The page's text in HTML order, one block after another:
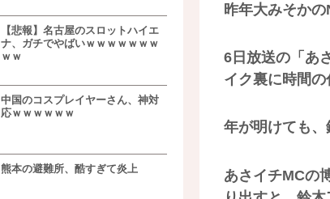
昨年大みそか
6日放送の「あ
イク裏に時間の
年が明けても、
あさイチMCの
【悲報】名古屋のスロットハイエ
ナ、ガチでやばいｗｗｗｗｗｗｗ
ｗｗ
中国のコスプレイヤーさん、神対
応ｗｗｗｗｗｗ
熊本の避難所、酷すぎて炎上
【悲報】日本、ついに駅そばの値
段が限界突破ｗｗｗｗｗｗｗｗｗ
【悲報】すき家、炎上ｗｗｗｗｗ
【画像】三百円でできる豪遊、レ
ベチｗｗｗｗｗｗｗｗｗｗｗｗｗ